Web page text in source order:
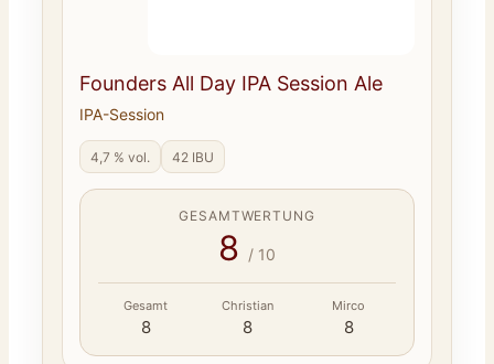
Founders All Day IPA Session Ale
IPA-Session
4,7 % vol. 42 IBU
GESAMTWERTUNG
8 / 10
Gesamt
8
Christian
8
Mirco
8